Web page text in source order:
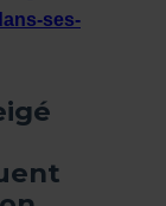
ses-
dans